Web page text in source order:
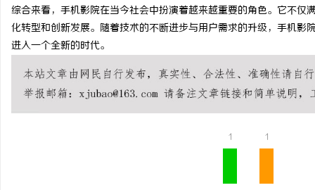
综合来看，手机影院在当今社会中扮演着越来越重要的角色。它不
化转型和创新发展。随着技术的不断进步与用户需求的升级，手机
进入一个全新的时代。
1 1